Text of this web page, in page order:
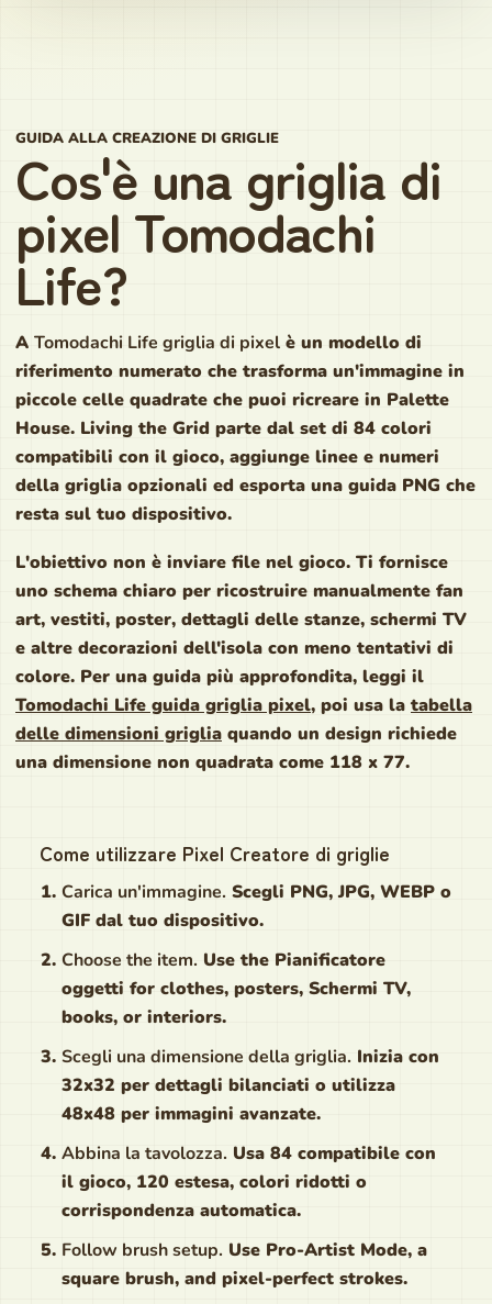
GUIDA ALLA CREAZIONE DI GRIGLIE
Cos'è una griglia di
pixel Tomodachi
Life?
A Tomodachi Life griglia di pixel è un modello di
riferimento numerato che trasforma un'immagine in
piccole celle quadrate che puoi ricreare in Palette
House. Living the Grid parte dal set di 84 colori
compatibili con il gioco, aggiunge linee e numeri
della griglia opzionali ed esporta una guida PNG che
resta sul tuo dispositivo.
L'obiettivo non è inviare file nel gioco. Ti fornisce
uno schema chiaro per ricostruire manualmente fan
art, vestiti, poster, dettagli delle stanze, schermi TV
e altre decorazioni dell'isola con meno tentativi di
colore. Per una guida più approfondita, leggi il
Tomodachi Life guida griglia pixel, poi usa la tabella
delle dimensioni griglia quando un design richiede
una dimensione non quadrata come 118 x 77.
Come utilizzare Pixel Creatore di griglie
Carica un'immagine. Scegli PNG, JPG, WEBP o
GIF dal tuo dispositivo.
Choose the item. Use the Pianificatore
oggetti for clothes, posters, Schermi TV,
books, or interiors.
Scegli una dimensione della griglia. Inizia con
32x32 per dettagli bilanciati o utilizza
48x48 per immagini avanzate.
Abbina la tavolozza. Usa 84 compatibile con
il gioco, 120 estesa, colori ridotti o
corrispondenza automatica.
Follow brush setup. Use Pro-Artist Mode, a
square brush, and pixel-perfect strokes.